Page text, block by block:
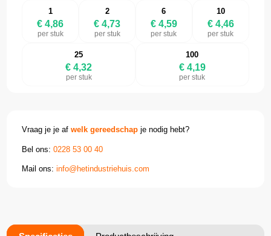
1
€ 4,86
per stuk
2
€ 4,73
per stuk
6
€ 4,59
per stuk
10
€ 4,46
per stuk
25
€ 4,32
per stuk
100
€ 4,19
per stuk
Vraag je je afwelk gereedschap je nodig hebt?
Bel ons:0228 53 00 40
Mail ons:info@hetindustriehuis.com